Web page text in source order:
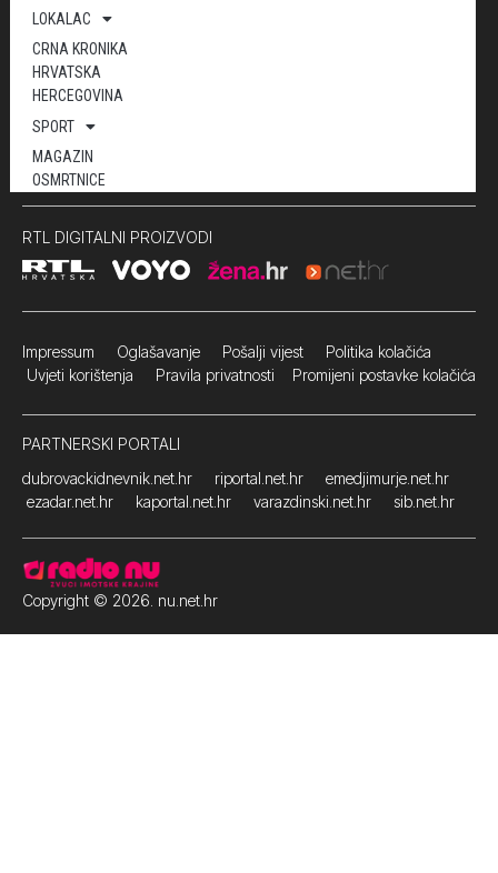
LOKALAC
CRNA KRONIKA
HRVATSKA
HERCEGOVINA
SPORT
MAGAZIN
OSMRTNICE
RTL DIGITALNI PROIZVODI
Impressum Oglašavanje Pošalji vijest Politika kolačića
Uvjeti korištenja Pravila privatnosti Promijeni postavke kolačića
PARTNERSKI PORTALI
dubrovackidnevnik.net.hr
riportal.net.hr
emedjimurje.net.hr
ezadar.net.hr
kaportal.net.hr varazdinski.net.hr sib.net.hr
Copyright © 2026. nu.net.hr